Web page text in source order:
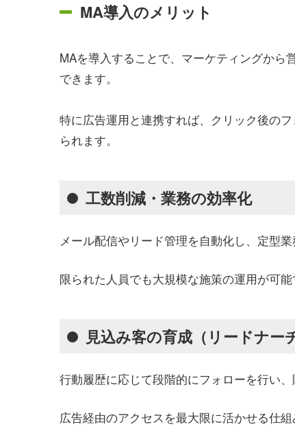
MA導入のメリット
MAを導入することで、マーケティングか
できます。
特に広告運用と連携すれば、クリック後の
られます。
工数削減・業務の効率化
メール配信やリード管理を自動化し、定型業
限られた人員でも大規模な施策の運用が可能
見込み客の育成（リードナー
行動履歴に応じて段階的にフォローを行い
広告経由のアクセスを最大限に活かせる仕組